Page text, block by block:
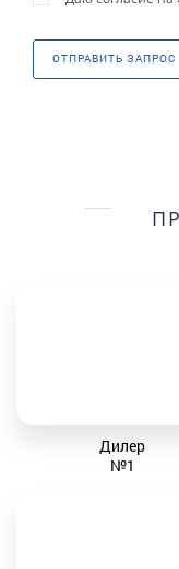
ОТПРАВИТЬ ЗАПРОС
Дилер
№1